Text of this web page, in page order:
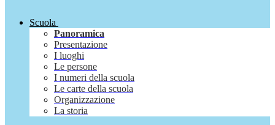
Scuola
Panoramica
Presentazione
I luoghi
Le persone
I numeri della scuola
Le carte della scuola
Organizzazione
La storia